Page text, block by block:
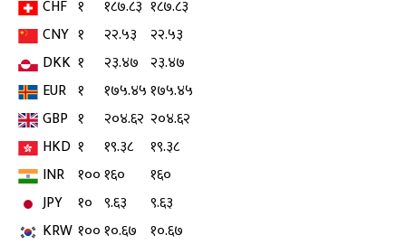
CHF १ १८७.८३ १८७.८३
CNY १ २२.५३
२२.५३
DKK १ २३.४७ २३.४७
EUR १ १७५.४५१७५.४५
GBP १ २०४.६२ २०४.६२
HKD १ १९.३८
१९.३८
INR १००१६०
१६०
JPY
१० ९.६३
९.६३
KRW १००१०.६७ १०.६७